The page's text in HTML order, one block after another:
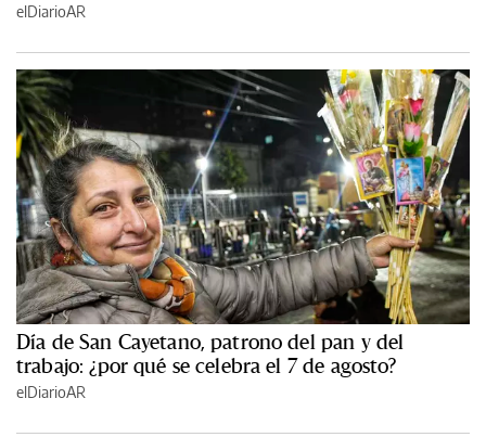
elDiarioAR
Día de San Cayetano, patrono del pan y del
trabajo: ¿por qué se celebra el 7 de agosto?
elDiarioAR